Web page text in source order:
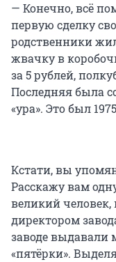
— Конечно, всё
первую сделку
родственники
жвачку в
за 5 рублей,
Последняя была
«ура». Это был
Кстати, вы
Расскажу вам
великий
директором
заводе выдавали
«пятёрки».